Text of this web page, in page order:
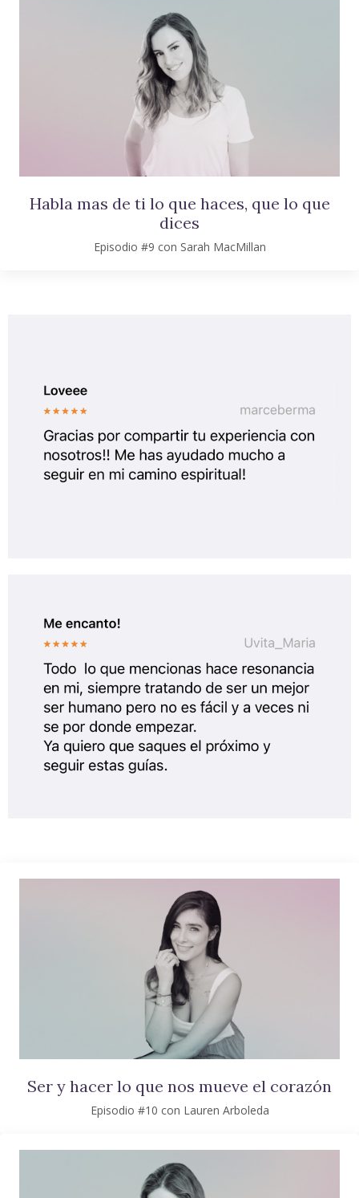
Habla mas de ti lo que haces, que lo que
dices
Episodio #9 con Sarah MacMillan
Ser y hacer lo que nos mueve el corazón
Episodio #10 con Lauren Arboleda